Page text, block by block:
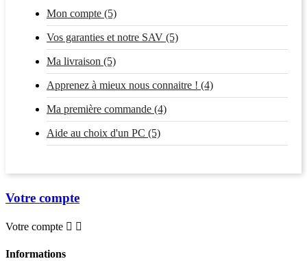
Mon compte (5)
Vos garanties et notre SAV (5)
Ma livraison (5)
Apprenez à mieux nous connaitre ! (4)
Ma première commande (4)
Aide au choix d'un PC (5)
Votre compte
Votre compte  
Informations